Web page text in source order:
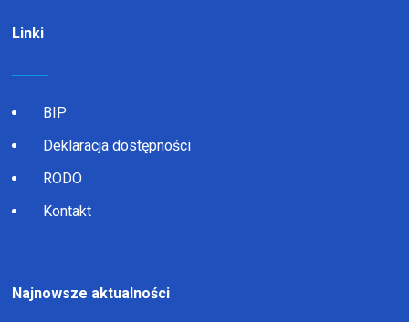
Linki
BIP
Deklaracja dostępności
RODO
Kontakt
Najnowsze aktualności